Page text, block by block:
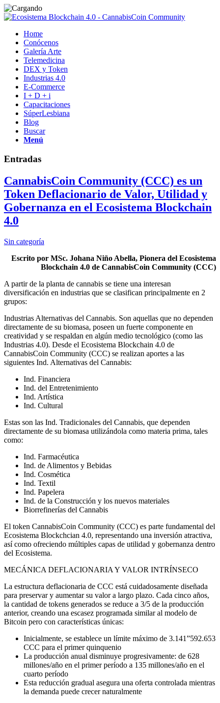
Home
Conócenos
Galería Arte
Telemedicina
DEX y Token
Industrias 4.0
E-Commerce
I + D + i
Capacitaciones
SúperLesbiana
Blog
Buscar
Menú
Entradas
CannabisCoin Community (CCC) es un
Token Deflacionario de Valor, Utilidad y
Gobernanza en el Ecosistema Blockchain
4.0
Sin categoría
Escrito por MSc. Johana Niño Abella, Pionera del Ecosistema
Blockchain 4.0 de CannabisCoin Community (CCC)
A partir de la planta de cannabis se tiene una interesan
diversificación en industrias que se clasifican principalmente en 2
grupos:
Industrias Alternativas del Cannabis. Son aquellas que no dependen
directamente de su biomasa, poseen un fuerte componente en
creatividad y se respaldan en algún medio tecnológico (como las
Industrias 4.0). Desde el Ecosistema Blockchain 4.0 de
CannabisCoin Community (CCC) se realizan aportes a las
siguientes Ind. Alternativas del Cannabis:
Ind. Financiera
Ind. del Entretenimiento
Ind. Artística
Ind. Cultural
Estas son las Ind. Tradicionales del Cannabis, que dependen
directamente de su biomasa utilizándola como materia prima, tales
como:
Ind. Farmacéutica
Ind. de Alimentos y Bebidas
Ind. Cosmética
Ind. Textil
Ind. Papelera
Ind. de la Construcción y los nuevos materiales
Biorrefinerías del Cannabis
El token CannabisCoin Community (CCC) es parte fundamental del
Ecosistema Blockchcian 4.0, representando una inversión atractiva,
así como ofreciendo múltiples capas de utilidad y gobernanza dentro
del Ecosistema.
MECÁNICA DEFLACIONARIA Y VALOR INTRÍNSECO
La estructura deflacionaria de CCC está cuidadosamente diseñada
para preservar y aumentar su valor a largo plazo. Cada cinco años,
la cantidad de tokens generados se reduce a 3/5 de la producción
anterior, creando una escasez programada similar al modelo de
Bitcoin pero con características únicas:
Inicialmente, se establece un límite máximo de 3.141”592.653
CCC para el primer quinquenio
La producción anual disminuye progresivamente: de 628
millones/año en el primer período a 135 millones/año en el
cuarto período
Esta reducción gradual asegura una oferta controlada mientras
la demanda puede crecer naturalmente